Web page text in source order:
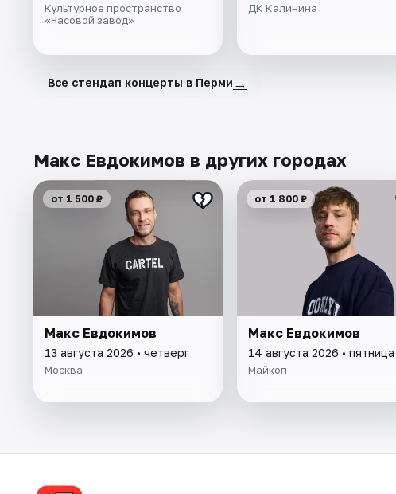
Культурное пространство
«Часовой завод»
ДК Калинина
Все стендап концерты в Перми →
Макс Евдокимов в других городах
от 1 500 ₽
Макс Евдокимов
13 августа 2026 • четверг
Москва
от 1 800 ₽
Макс Евдокимов
14 августа 2026 • пятница
Майкоп